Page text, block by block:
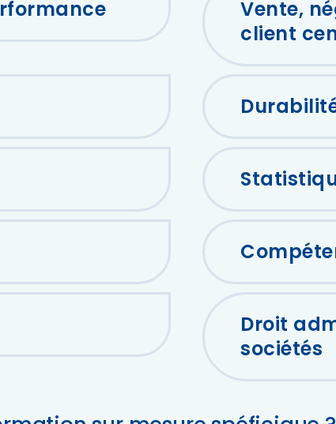
Vente,
client
Droit
sociétés